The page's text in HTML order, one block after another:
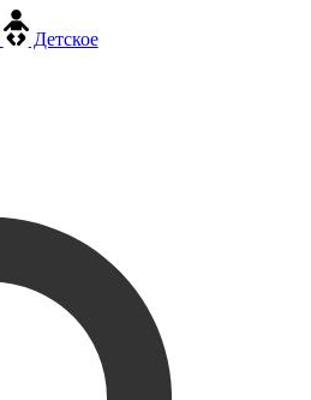
Детское